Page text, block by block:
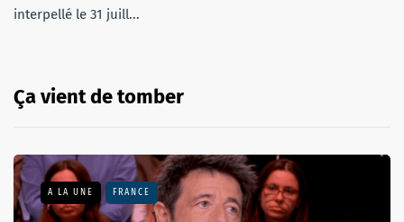
interpellé le 31 juill...
Ça vient de tomber
A LA UNE FRANCE